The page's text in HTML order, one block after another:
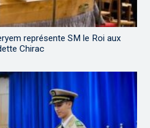
représente SM le Roi aux
Chirac